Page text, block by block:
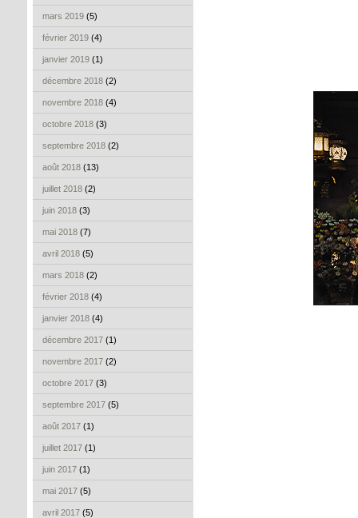
mars 2019 (5)
février 2019 (4)
janvier 2019 (1)
décembre 2018 (2)
novembre 2018 (4)
octobre 2018 (3)
septembre 2018 (2)
août 2018 (13)
juillet 2018 (2)
juin 2018 (3)
mai 2018 (7)
avril 2018 (5)
mars 2018 (2)
février 2018 (4)
janvier 2018 (4)
décembre 2017 (1)
novembre 2017 (2)
octobre 2017 (3)
septembre 2017 (5)
août 2017 (1)
juillet 2017 (1)
juin 2017 (1)
mai 2017 (5)
avril 2017 (5)